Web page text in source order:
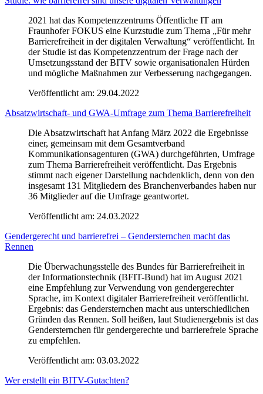
2021 hat das Kompetenzzentrums Öffentliche IT am
Fraunhofer FOKUS eine Kurzstudie zum Thema „Für mehr
Barrierefreiheit in der digitalen Verwaltung“ veröffentlicht. In
der Studie ist das Kompetenzzentrum der Frage nach der
Umsetzungsstand der BITV sowie organisationalen Hürden
und mögliche Maßnahmen zur Verbesserung nachgegangen.
Veröffentlicht am: 29.04.2022
Absatzwirtschaft- und GWA-Umfrage zum Thema Barrierefreiheit
Die Absatzwirtschaft hat Anfang März 2022 die Ergebnisse
einer, gemeinsam mit dem Gesamtverband
Kommunikationsagenturen (GWA) durchgeführten, Umfrage
zum Thema Barrierefreiheit veröffentlicht. Das Ergebnis
stimmt nach eigener Darstellung nachdenklich, denn von den
insgesamt 131 Mitgliedern des Branchenverbandes haben nur
36 Mitglieder auf die Umfrage geantwortet.
Veröffentlicht am: 24.03.2022
Gendergerecht und barrierefrei – Gendersternchen macht das
Rennen
Die Überwachungsstelle des Bundes für Barrierefreiheit in
der Informationstechnik (BFIT-Bund) hat im August 2021
eine Empfehlung zur Verwendung von gendergerechter
Sprache, im Kontext digitaler Barrierefreiheit veröffentlicht.
Ergebnis: das Gendersternchen macht aus unterschiedlichen
Gründen das Rennen. Soll heißen, laut Studienergebnis ist das
Gendersternchen für gendergerechte und barrierefreie Sprache
zu empfehlen.
Veröffentlicht am: 03.03.2022
Wer erstellt ein BITV-Gutachten?